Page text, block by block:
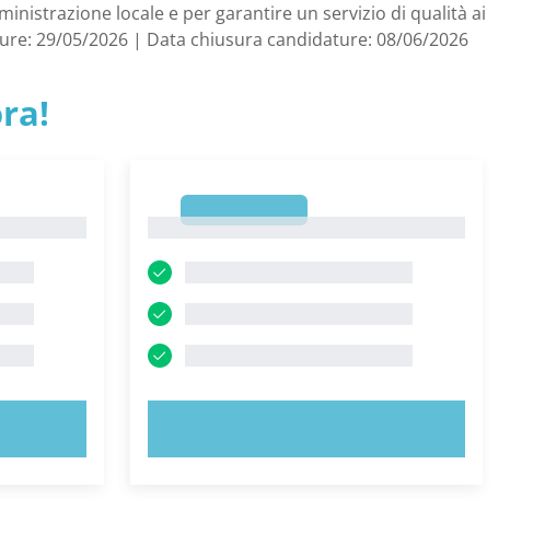
locale e per garantire un servizio di qualità ai
29/05/2026 | Data chiusura candidature: 08/06/2026